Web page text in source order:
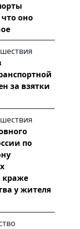
оно
за взятки
по
краже
у жителя